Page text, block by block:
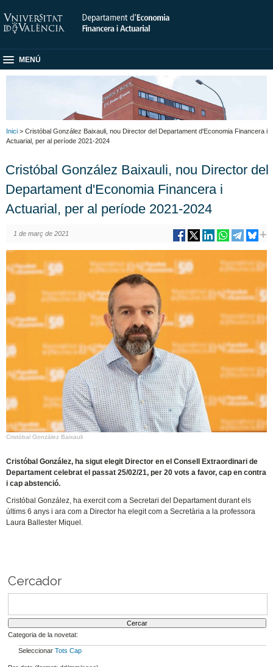
MENÚ
Inici > Cristóbal González Baixauli, nou Director del Departament d'Economia Financera i
Actuarial, per al període 2021-2024
Cristóbal González Baixauli, nou Director del
Departament d'Economia Financera i
Actuarial, per al període 2021-2024
1 de març de 2021
Cristóbal González Baixauli
Cristóbal González, ha sigut elegit Director en el Consell Extraordinari de
Departament celebrat el passat 25/02/21, per 20 vots a favor, cap en contra
i cap abstenció.
Cristóbal González, ha exercit com a Secretari del Departament durant els
últims 6 anys i ara com a Director ha elegit com a Secretària a la professora
Laura Ballester Miquel.
Cercador
Categoria de la novetat:
Seleccionar Tots Cap